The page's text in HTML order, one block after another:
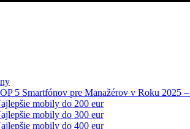
5 Smartfónov pre Manažérov v Roku 2025
mobily do 200 eur
mobily do 300 eur
mobily do 400 eur